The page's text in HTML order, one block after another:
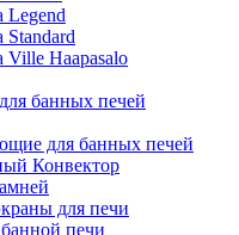
Legend
Haapasalo
банных печей
для банных печей
Конвектор
для печи
печи